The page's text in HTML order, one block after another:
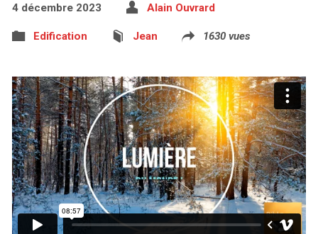
4 décembre 2023 Alain Ouvrard
Edification Jean 1630 vues